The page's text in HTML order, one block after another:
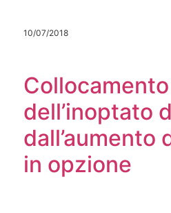
10/07/2018
Collocamento
dell’inoptato
dall’aumento
in opzione